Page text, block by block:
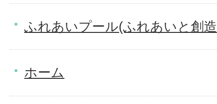
ふれあいプール(ふれあいと創
ホーム